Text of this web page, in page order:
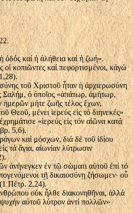
ὁδός καί ἡ ἀλήθεια καί ἡ ζωή».
κοπιῶντες καί πεφορτισμένοι, κἀγώ
τοῦ Χριστοῦ ἦταν ἡ ἀρχιερωσύνη
Σαλήμ, ὁ ὁποῖος «ἀπάτωρ, ἀμήτωρ,
ἡμερῶν μήτε ζωῆς τέλος ἔχων,
Θεοῦ, μένει ἱερεύς εἰς τό διηνεκές»
«ἱερεύς εἰς τόν αἰῶνα κατά
5,6).
καί μόσχων, διά δέ τοῦ ἰδίου
τά ἅγια, αἰωνίαν λύτρωσιν
ἀνήνεγκεν ἐν τῷ σώματι αὐτοῦ ἐπί τό
τῇ δικαιοσύνῃ ζήσωμεν· οὗ
Πέτρ. 2,24).
οὐκ ἦλθε διακονηθῆναι, ἀλλά
αὐτοῦ λύτρον ἀντί πολλῶν»